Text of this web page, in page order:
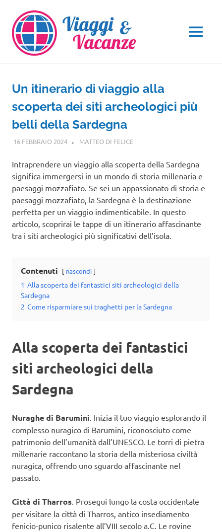
contenuto
MENU
Un itinerario di viaggio alla
scoperta dei siti archeologici più
belli della Sardegna
16 FEBBRAIO 2024 MATTEO DI FELICESARDEGNA
Intraprendere un viaggio alla scoperta della Sardegna
significa immergersi in un mondo di storia millenaria e
paesaggi mozzafiato. Se sei un appassionato di storia e
paesaggi mozzafiato, la Sardegna è la destinazione
perfetta per un viaggio indimenticabile. In questo
articolo, scoprirai le tappe di un itinerario affascinante
tra i siti archeologici più significativi dell’isola.
Contenuti nascondi
1 Alla scoperta dei fantastici siti archeologici della
Sardegna
2 Come risparmiare sui traghetti per la Sardegna
Alla scoperta dei fantastici
siti archeologici della
Sardegna
Nuraghe di Barumini. Inizia il tuo viaggio esplorando il
complesso nuragico di Barumini, riconosciuto come
patrimonio dell’umanità dall’UNESCO. Le torri di pietra
millenarie raccontano la storia della misteriosa civiltà
nuragica, offrendo uno sguardo affascinante nel
passato.
Città di Tharros. Prosegui lungo la costa occidentale
per visitare la città di Tharros, antico insediamento
fenicio-punico risalente all’VIII secolo a.C. Le rovine